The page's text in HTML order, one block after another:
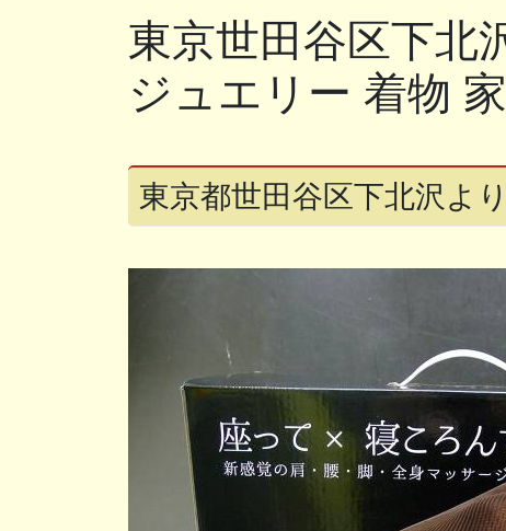
東京世田谷区下北
ジュエリー 着物
東京都世田谷区下北沢よ